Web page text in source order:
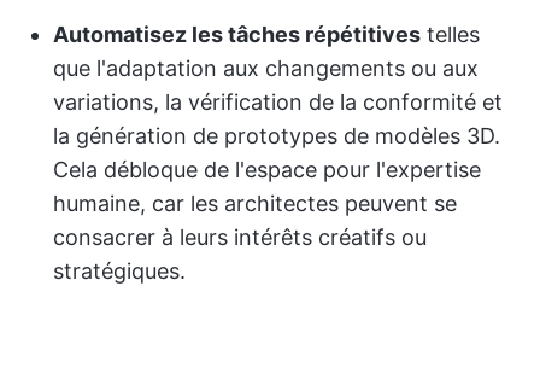
Automatisez les tâches répétitives telles
que l'adaptation aux changements ou aux
variations, la vérification de la conformité et
la génération de prototypes de modèles 3D.
Cela débloque de l'espace pour l'expertise
humaine, car les architectes peuvent se
consacrer à leurs intérêts créatifs ou
stratégiques.